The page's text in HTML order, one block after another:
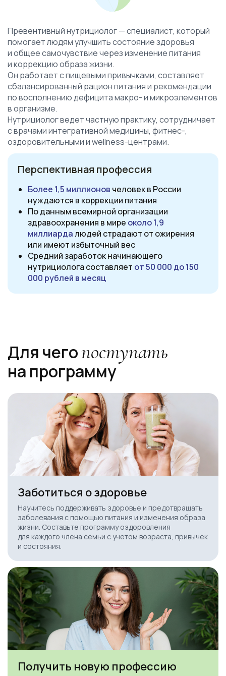
Превентивный нутрициолог — специалист, который
помогает людям улучшить состояние здоровья
и общее самочувствие через изменение питания
и коррекцию образа жизни.
Он работает с пищевыми привычками, составляет
сбалансированный рацион питания и рекомендации
по восполнению дефицита макро- и микроэлементов
в организме.
Нутрициолог ведет частную практику, сотрудничает
с врачами интегративной медицины, фитнес-,
оздоровительными и wellness-центрами.
Перспективная профессия
Более 1,5 миллионов человек в России
нуждаются в коррекции питания
Поданным всемирной организации
здравоохранения в мире около 1,9
миллиардалюдей страдают от ожирения
или имеют избыточный вес
Средний заработок начинающего
нутрициологасоставляет от 50 000 до 150
000 рублей в месяц
Для чегопоступать
на программу
Заботиться о здоровье
Научитесь поддерживать здоровье и предотвращать
заболевания с помощью питания и изменения образа
жизни. Составьте программу оздоровления
для каждого члена семьи с учетом возраста, привычек
и состояния.
Получить новую профессию